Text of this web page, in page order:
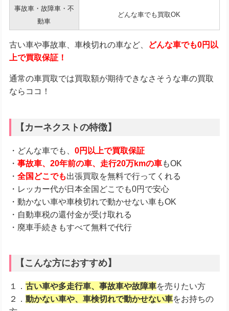
事故車・故障車・不
動車
どんな車でも買取OK
古い車や事故車、車検切れの車など、
どんな車でも0円以
上で買取保証！
通常の車買取では買取額が期待できなさそうな車の買取
ならココ！
【カーネクストの特徴】
・どんな車でも、 0円以上で買取保証
・ 事故車、20年前の車、走行20万kmの車もOK
・ 全国どこでも出張買取を無料で行ってくれる
・レッカー代が日本全国どこでも0円で安心
・動かない車や車検切れで動かせない車もOK
・自動車税の還付金が受け取れる
・廃車手続きもすべて無料で代行
【こんな方におすすめ】
１． 古い車や多走行車、事故車や故障車を売りたい方
２． 動かない車や、車検切れで動かせない車をお持ちの